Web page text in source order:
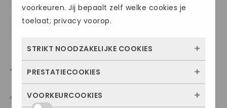
AMAKO 520
€ 124.95
voorkeuren. Jij bepaalt zelf welke cookies je
toelaat; privacy voorop.
STRIKT NOODZAKELIJKE COOKIES
Deze cookies zorgen ervoor dat de website
kunnen niet worden uitgezet. Meestal
PRESTATIECOOKIES
Met deze cookies zien we hoe vaak onze
VOORKEURCOOKIES